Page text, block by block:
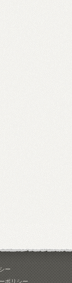
ー
ポリシー